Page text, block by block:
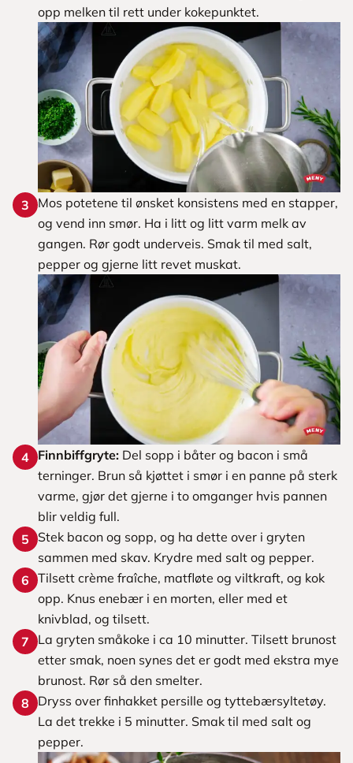
opp melken til rett under kokepunktet.
3
Mos potetene til ønsket konsistens med en stapper,
og vend inn smør. Ha i litt og litt varm melk av
gangen. Rør godt underveis. Smak til med salt,
pepper og gjerne litt revet muskat.
4 Finnbiffgryte: Del sopp i båter og bacon i små
terninger. Brun så kjøttet i smør i en panne på sterk
varme, gjør det gjerne i to omganger hvis pannen
blir veldig full.
5
Stek bacon og sopp, og ha dette over i gryten
sammen med skav. Krydre med salt og pepper.
6 Tilsett crème fraîche, matfløte og viltkraft, og kok
opp. Knus enebær i en morten, eller med et
knivblad, og tilsett.
7
La gryten småkoke i ca 10 minutter. Tilsett brunost
etter smak, noen synes det er godt med ekstra mye
brunost. Rør så den smelter.
8
Dryss over finhakket persille og tyttebærsyltetøy.
La det trekke i 5 minutter. Smak til med salt og
pepper.